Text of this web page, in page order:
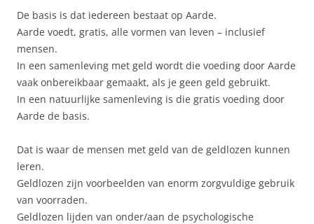
De basis is dat iedereen bestaat op Aarde.
Aarde voedt, gratis, alle vormen van leven – inclusief
mensen.
In een samenleving met geld wordt die voeding door Aarde
vaak onbereikbaar gemaakt, als je geen geld gebruikt.
In een natuurlijke samenleving is die gratis voeding door
Aarde de basis.
Dat is waar de mensen met geld van de geldlozen kunnen
leren.
Geldlozen zijn voorbeelden van enorm zorgvuldige gebruik
van voorraden.
Geldlozen lijden van onder/aan de psychologische